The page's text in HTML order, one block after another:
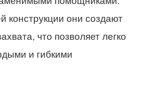
конструкции они создают
что позволяет легко
и гибкими